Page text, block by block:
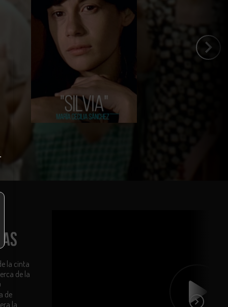
la cinta
de la
de
la